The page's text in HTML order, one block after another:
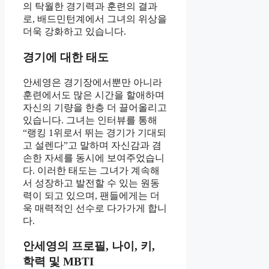
의 탁월한 경기력과 훈련의 결과
로, 배드민턴계에서 그녀의 위상을
더욱 강화하고 있습니다.
경기에 대한 태도
안세영은 경기장에서뿐만 아니라
훈련에서도 많은 시간을 할애하며
자신의 기량을 한층 더 끌어올리고
있습니다. 그녀는 인터뷰를 통해
“랭킹 1위로서 뛰는 경기가 기대되
고 설렌다”고 말하며 자신감과 겸
손한 자세를 동시에 보여주었습니
다. 이러한 태도는 그녀가 계속해
서 성장하고 발전할 수 있는 원동
력이 되고 있으며, 팬들에게는 더
욱 매력적인 선수로 다가가게 합니
다.
안세영의 프로필, 나이, 키,
학력 및 MBTI